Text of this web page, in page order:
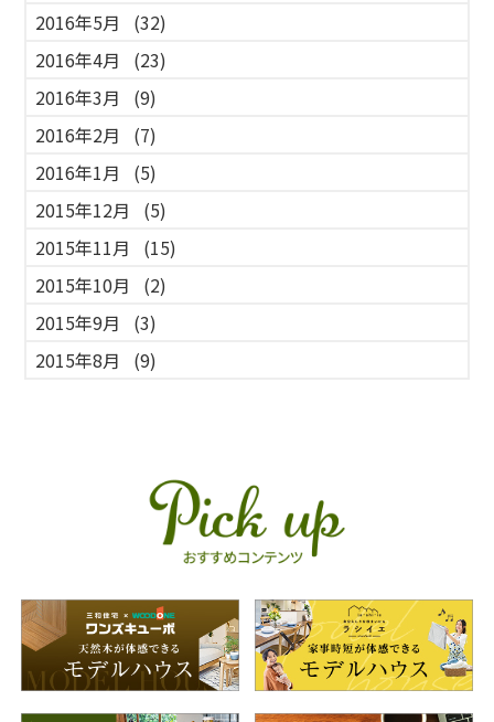
2016年5月
(32)
2016年4月
(23)
2016年3月
(9)
2016年2月
(7)
2016年1月
(5)
2015年12月
(5)
2015年11月
(15)
2015年10月
(2)
2015年9月
(3)
2015年8月
(9)